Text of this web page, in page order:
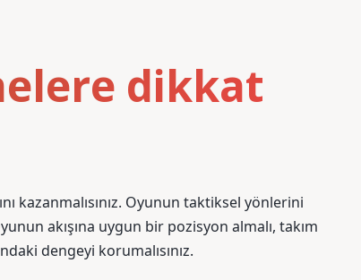
dikkat
kazanmalısınız. Oyunun taktiksel yönlerini
akışına uygun bir pozisyon almalı, takım
dengeyi korumalısınız.